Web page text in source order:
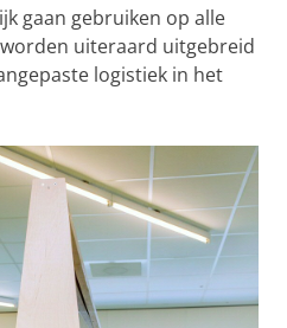
gaan gebruiken op alle
uiteraard uitgebreid
logistiek in het